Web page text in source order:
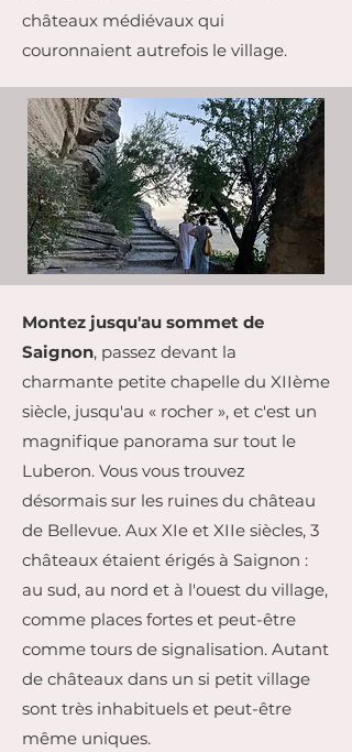
châteaux médiévaux qui
couronnaient autrefois le village.
Montez jusqu'au sommet de
Saignon, passez devant la
charmante petite chapelle du XIIème
siècle, jusqu'au « rocher », et c'est un
magnifique panorama sur tout le
Luberon. Vous vous trouvez
désormais sur les ruines du château
de Bellevue. Aux XIe et XIIe siècles, 3
châteaux étaient érigés à Saignon :
au sud, au nord et à l'ouest du village,
comme places fortes et peut-être
comme tours de signalisation. Autant
de châteaux dans un si petit village
sont très inhabituels et peut-être
même uniques.